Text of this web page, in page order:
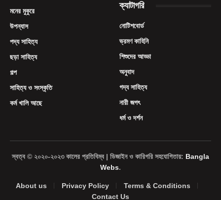
মনের মুকুরে
উপন্যাস
পদ্য সাহিত্য
ছড়া সাহিত্য
গল্প
সাহিত্য ও সংস্কৃতি
কর্ম খালি আছে
ক্যাটাগরি
নোটিশবোর্ড
ভ্রমণ কাহিনি
শিশুদের আড্ডা
অনুবাদ
গদ্য সাহিত্য
নারী জগৎ
ধর্ম ও দর্শন
স্বত্ব © ২০২০-২০২৩ কালের প্রতিবিম্ব | ডিজাইন ও কারিগরি সহযোগিতায়: Bangla
Webs.
About us Privacy Policy
Terms & Conditions
Contact Us